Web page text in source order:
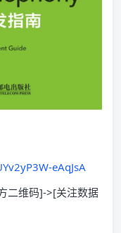
eAqJsA
二维码]->[关注数据